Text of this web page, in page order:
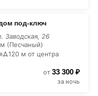
под-ключ
Заводская, 26
(Песчаный)
120 м от центра
от 33 300 ₽
за ночь